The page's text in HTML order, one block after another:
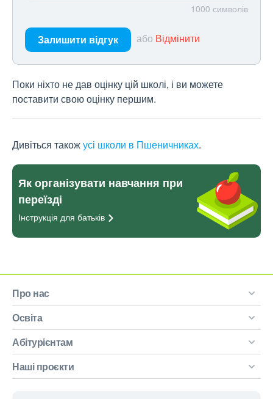
1000 символів
Залишити відгук або Відмінити
Поки ніхто не дав оцінку цій школі, і ви можете
поставити свою оцінку першим.
Дивіться такожусі школи в Пшеничниках.
Як організувати навчання при
переїзді
Інструкція для батьків
Про нас
Освіта
Абітурієнтам
Наші проєкти